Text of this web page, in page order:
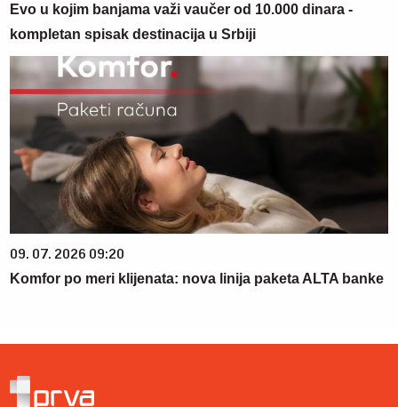
Evo u kojim banjama važi vaučer od 10.000 dinara -
kompletan spisak destinacija u Srbiji
09. 07. 2026 09:20
Komfor po meri klijenata: nova linija paketa ALTA banke